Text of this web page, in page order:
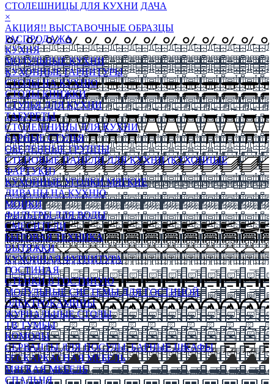
СТОЛЕШНИЦЫ ДЛЯ КУХНИ ДАЧА
×
АКЦИЯ!! ВЫСТАВОЧНЫЕ ОБРАЗЦЫ
РАСПРОДАЖА
КУХНЯ
МОДУЛЬНЫЕ КУХНИ
КУХОННЫЕ ГАРНИТУРЫ
СТОЛЫ НА КУХНЮ
СТОЛЫ КНИЖКИ
СТУЛЬЯ ДЛЯ КУХНИ
ТАБУРЕТЫ
СТОЛЕШНИЦЫ ДЛЯ КУХНИ
БАРНЫЕ СТУЛЬЯ
ОБЕДЕННЫЕ ГРУППЫ
СТЕНОВЫЕ ПАНЕЛИ ДЛЯ КУХНИ (КУХОННЫЕ
ФАРТУКИ)
КУХОННЫЕ УГОЛКИ МЯГКИЕ
ДИВАНЫ НА КУХНЮ
МОЙКИ
ФИЛЬТРЫ ДЛЯ ВОДЫ
СМЕСИТЕЛИ
БЫТОВАЯ ТЕХНИКА
ВЫТЯЖКИ
КУХОННАЯ ФУРНИТУРА
ГОСТИНАЯ
СТЕНКИ В ГОСТИНУЮ
МОДУЛЬНЫЕ СИСТЕМЫ ДЛЯ ГОСТИНОЙ
ЭЛЕКТРОКАМИНЫ
ЖУРНАЛЬНЫЕ СТОЛЫ
ТВ ТУМБЫ
КОМОДЫ
СЕРВАНТЫ ДЛЯ ПОСУДЫ, БАРНЫЕ ШКАФЫ
БЕСКАРКАСНАЯ МЕБЕЛЬ
МЯГКАЯ МЕБЕЛЬ
СПАЛЬНЯ